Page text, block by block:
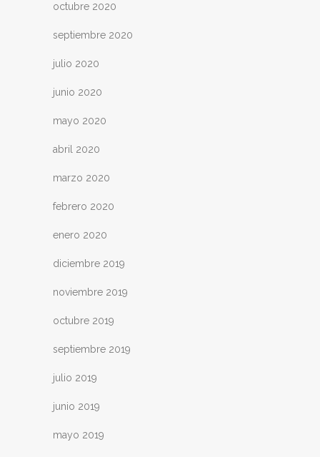
octubre 2020
septiembre 2020
julio 2020
junio 2020
mayo 2020
abril 2020
marzo 2020
febrero 2020
enero 2020
diciembre 2019
noviembre 2019
octubre 2019
septiembre 2019
julio 2019
junio 2019
mayo 2019